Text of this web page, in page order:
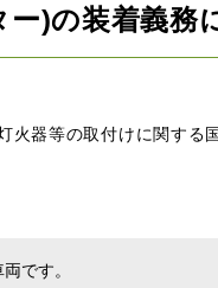
)の装着義務
器等の取付けに関する
です。